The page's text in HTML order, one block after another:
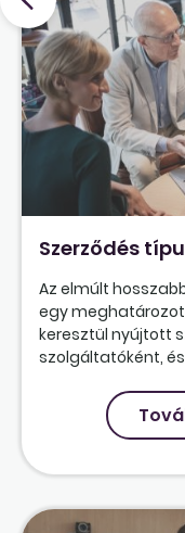
Szerződés
Az elmúlt
egy
keresztül nyújtott
szolgáltatóként,